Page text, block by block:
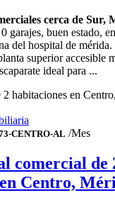
cerca de Sur,
garajes, buen estado,
del hospital de mérida.
superior accesible
ideal para ...
CENTRO-AL /Mes
comercial de
Centro,